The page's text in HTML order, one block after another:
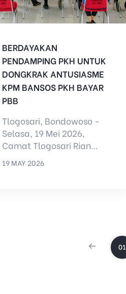
BERDAYAKAN
PENDAMPING PKH UNTUK
DONGKRAK ANTUSIASME
KPM BANSOS PKH BAYAR
PBB
Tlogosari, Bondowoso -
Selasa, 19 Mei 2026,
Camat Tlogosari Rian
mengumpulkan seluruh
19 MAY 2026
01